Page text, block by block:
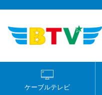
ケーブルテレビ